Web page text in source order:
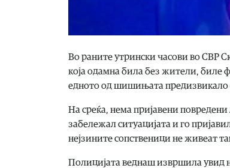
Во раните утрински часови во СВР
која одамна била без жители,
едното од шишињата предизвикало
На среќа, нема пријавени повредени
забележал ситуацијата и го
нејзините сопственици не живеат
Полицијата веднаш извршила увид